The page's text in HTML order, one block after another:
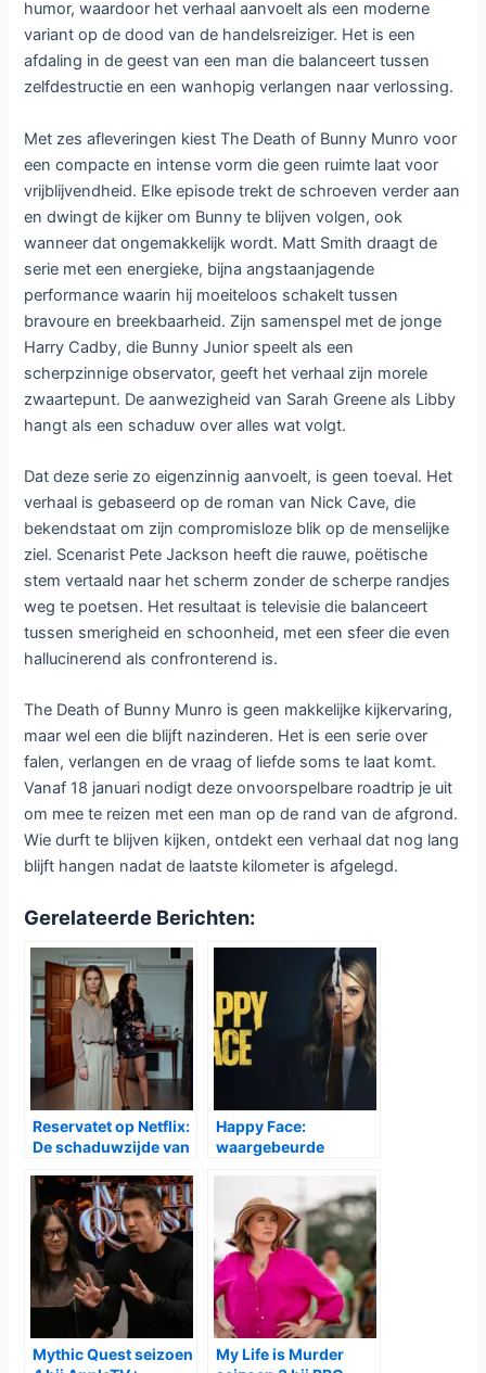
humor, waardoor het verhaal aanvoelt als een moderne
variant op de dood van de handelsreiziger. Het is een
afdaling in de geest van een man die balanceert tussen
zelfdestructie en een wanhopig verlangen naar verlossing.
Met zes afleveringen kiest The Death of Bunny Munro voor
een compacte en intense vorm die geen ruimte laat voor
vrijblijvendheid. Elke episode trekt de schroeven verder aan
en dwingt de kijker om Bunny te blijven volgen, ook
wanneer dat ongemakkelijk wordt. Matt Smith draagt de
serie met een energieke, bijna angstaanjagende
performance waarin hij moeiteloos schakelt tussen
bravoure en breekbaarheid. Zijn samenspel met de jonge
Harry Cadby, die Bunny Junior speelt als een
scherpzinnige observator, geeft het verhaal zijn morele
zwaartepunt. De aanwezigheid van Sarah Greene als Libby
hangt als een schaduw over alles wat volgt.
Dat deze serie zo eigenzinnig aanvoelt, is geen toeval. Het
verhaal is gebaseerd op de roman van Nick Cave, die
bekendstaat om zijn compromisloze blik op de menselijke
ziel. Scenarist Pete Jackson heeft die rauwe, poëtische
stem vertaald naar het scherm zonder de scherpe randjes
weg te poetsen. Het resultaat is televisie die balanceert
tussen smerigheid en schoonheid, met een sfeer die even
hallucinerend als confronterend is.
The Death of Bunny Munro is geen makkelijke kijkervaring,
maar wel een die blijft nazinderen. Het is een serie over
falen, verlangen en de vraag of liefde soms te laat komt.
Vanaf 18 januari nodigt deze onvoorspelbare roadtrip je uit
om mee te reizen met een man op de rand van de afgrond.
Wie durft te blijven kijken, ontdekt een verhaal dat nog lang
blijft hangen nadat de laatste kilometer is afgelegd.
Gerelateerde Berichten:
Reservatet op Netflix:
De schaduwzijde van
Happy Face:
waargebeurde
familiegeheim van
een seriemoordenaar
Mythic Quest seizoen
My Life is Murder